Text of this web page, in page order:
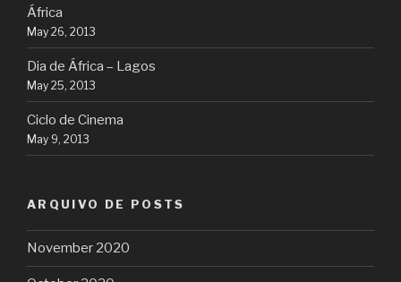
África
May 26, 2013
Dia de África – Lagos
May 25, 2013
Ciclo de Cinema
May 9, 2013
ARQUIVO DE POSTS
November 2020